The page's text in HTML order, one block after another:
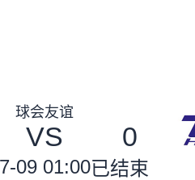
球会友谊
VS 0
09 01:00已结束